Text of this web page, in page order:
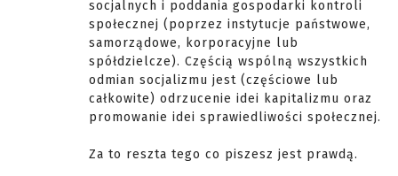
socjalnych i poddania gospodarki kontroli
społecznej (poprzez instytucje państwowe,
samorządowe, korporacyjne lub
spółdzielcze). Częścią wspólną wszystkich
odmian socjalizmu jest (częściowe lub
całkowite) odrzucenie idei kapitalizmu oraz
promowanie idei sprawiedliwości społecznej.
Za to reszta tego co piszesz jest prawdą.